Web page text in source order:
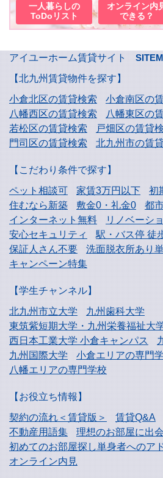
一人暮らしの
ToDoリスト
オンライン内
できる？
アイユーホーム賃貸サイト
【北九州賃貸物件を探す】
小倉北区の賃貸検索
小倉南区の
八幡西区の賃貸検索
八幡東区の
若松区の賃貸検索
戸畑区の賃貸
門司区の賃貸検索
北九州市の賃
【こだわり条件で探す】
ペット相談可
家賃3万円以下
初
住むなら新築
敷金0・礼金0
都
インターネット無料
リノベーシ
安心セキュリティ
駅・バス停 徒
保証人さん不要
洗面脱衣所あり
キャンペーン特集
【学生チャンネル】
北九州市立大学
九州歯科大学
東筑紫短期大学・九州栄養福祉大
西日本工業大学小倉キャンパス
九州国際大学
小倉エリアの専門
八幡エリアの専門学校
【お役立ち情報】
契約の流れ＜賃貸版＞
賃貸Q&A
不動産用語集
理想のお部屋に出
初めてのお部屋探し単身者へのア
オンライン内見